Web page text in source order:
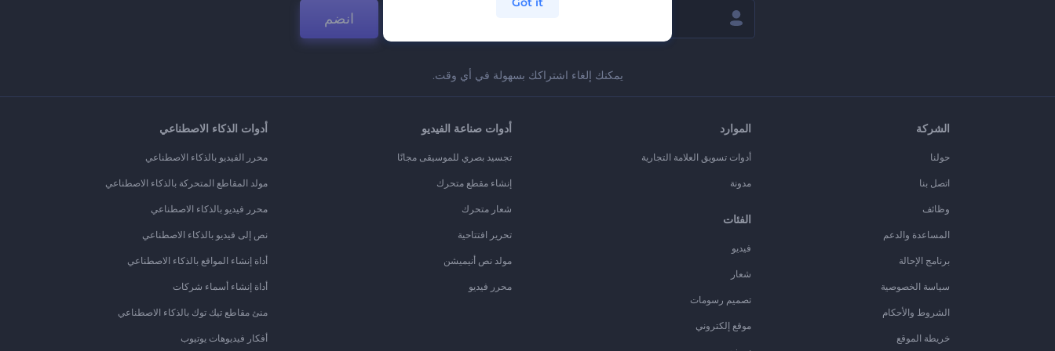
انضم
يمكنك إلغاء اشتراكك بسهولة في أي وقت.
الشركة
حولنا
اتصل بنا
وظائف
المساعدة والدعم
برنامج الإحالة
سياسة الخصوصية
الشروط والأحكام
خريطة الموقع
الموارد
أدوات تسويق العلامة التجارية
مدونة
الفئات
فيديو
شعار
تصميم رسومات
موقع إلكتروني
أدوات صناعة الفيديو
تجسيد بصري للموسيقى مجانًا
إنشاء مقطع متحرك
شعار متحرك
تحرير افتتاحية
مولد نص أنيميشن
محرر فيديو
أدوات الذكاء الاصطناعي
محرر الفيديو بالذكاء الاصطناعي
مولد المقاطع المتحركة بالذكاء الاصطناعي
محرر فيديو بالذكاء الاصطناعي
نص إلى فيديو بالذكاء الاصطناعي
أداة إنشاء المواقع بالذكاء الاصطناعي
أداة إنشاء أسماء شركات
منئ مقاطع تيك توك بالذكاء الاصطناعي
أفكار فيديوهات يوتيوب